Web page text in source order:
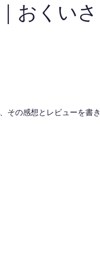
おくいさ
その感想とレビューを書き